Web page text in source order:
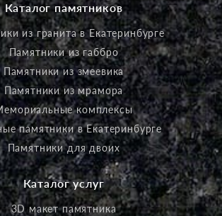
Каталог памятников
из гранита в Екатеринбурге
Памятники из габбро
Памятники из змеевика
Памятники из мрамора
комплексы
памятники в Екатеринбурге
Памятники для двоих
Каталог услуг
3D макет памятника